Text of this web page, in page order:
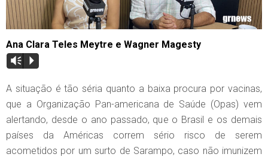
Ana Clara Teles Meytre e Wagner Magesty
Vm P
A situação é tão séria quanto a baixa procura por vacinas,
que a Organização Pan-americana de Saúde (Opas) vem
alertando, desde o ano passado, que o Brasil e os demais
países da Américas correm sério risco de serem
acometidos por um surto de Sarampo, caso não imunizem